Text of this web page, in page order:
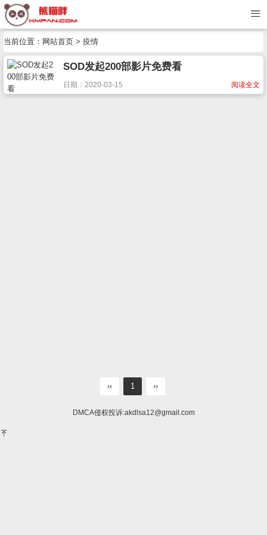
当前位置： 网站首页 > 疫情
SOD发起200部影片免费看
阅读全文
日期：2020-03-15
‹‹ 1 ››
DMCA侵权投诉:akdlsa12@gmail.com